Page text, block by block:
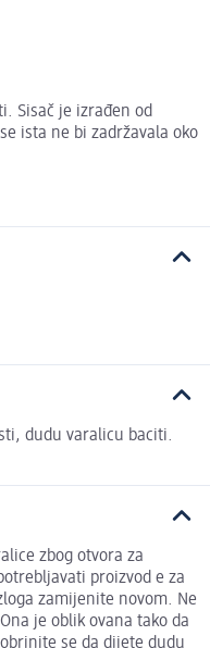
Sisač je izrađen od
ista ne bi zadržavala oko
dudu varalicu baciti.
zbog otvora za
proizvod e za
zamijenite novom. Ne
je oblik ovana tako da
se da dijete dudu